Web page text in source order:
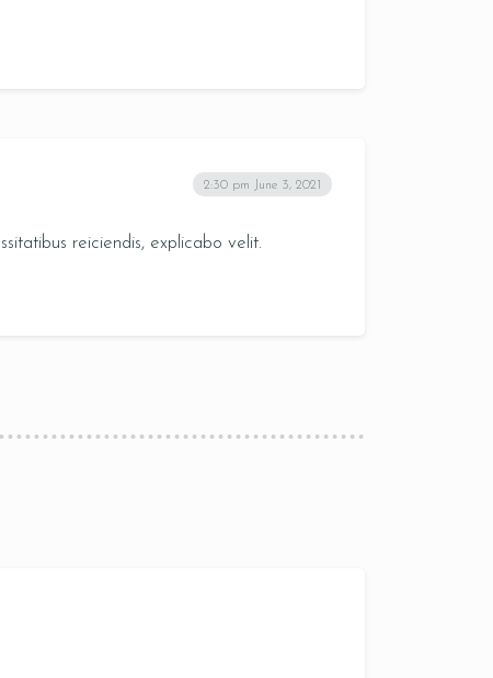
2:30 pm June 3, 2021
reiciendis, explicabo velit.